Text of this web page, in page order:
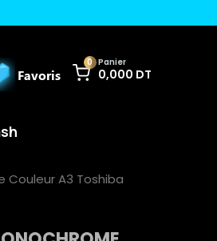
0 Panier
0,000 DT
Favoris
A3 Toshiba